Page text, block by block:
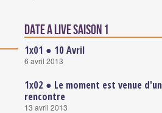
Date A Live saison 1
1x01 ● 10 Avril
6 avril 2013
1x02 ● Le moment est venue
rencontre
13 avril 2013